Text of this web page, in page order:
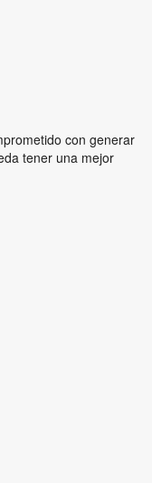
con generar
tener una mejor